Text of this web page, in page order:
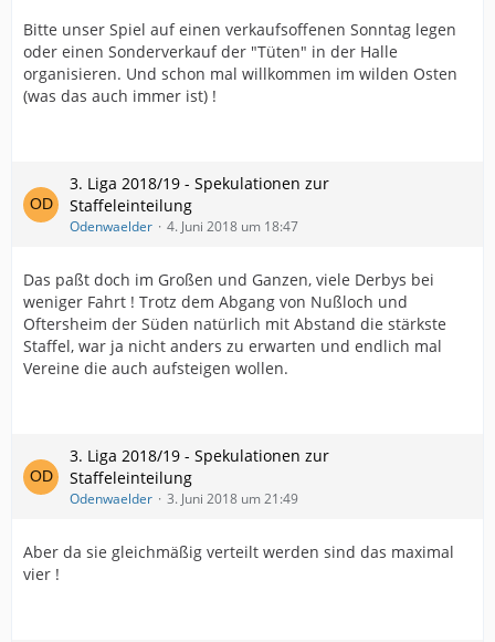
Bitte unser Spiel auf einen verkaufsoffenen Sonntag legen
oder einen Sonderverkauf der "Tüten" in der Halle
organisieren. Und schon mal willkommen im wilden Osten
(was das auch immer ist) !
3. Liga 2018/19 - Spekulationen zur
Staffeleinteilung
Odenwaelder 4. Juni 2018 um 18:47
Das paßt doch im Großen und Ganzen, viele Derbys bei
weniger Fahrt ! Trotz dem Abgang von Nußloch und
Oftersheim der Süden natürlich mit Abstand die stärkste
Staffel, war ja nicht anders zu erwarten und endlich mal
Vereine die auch aufsteigen wollen.
3. Liga 2018/19 - Spekulationen zur
Staffeleinteilung
Odenwaelder 3. Juni 2018 um 21:49
Aber da sie gleichmäßig verteilt werden sind das maximal
vier !